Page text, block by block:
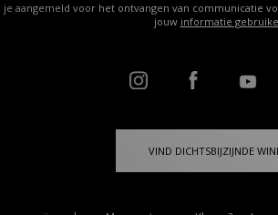
aangemeld voor het ontvangen van communicatie
jouw informatie
VIND DICHTSBIJZIJNDE